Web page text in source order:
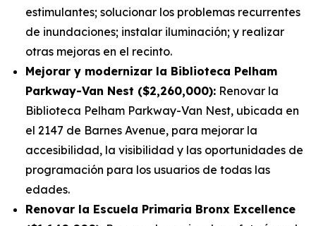
estimulantes; solucionar los problemas recurrentes
de inundaciones; instalar iluminación; y realizar
otras mejoras en el recinto.
Mejorar y modernizar la Biblioteca Pelham
Parkway-Van Nest ($2,260,000): Renovar la
Biblioteca Pelham Parkway-Van Nest, ubicada en
el 2147 de Barnes Avenue, para mejorar la
accesibilidad, la visibilidad y las oportunidades de
programación para los usuarios de todas las
edades.
Renovar la Escuela Primaria Bronx Excellence